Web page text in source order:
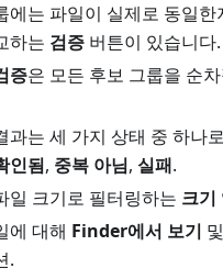
에는 파일이 실제로 동일한
하는 검증 버튼이 있습니다.
증은 모든 후보 그룹을 순
과는 세 가지 상태 중 하나
인됨, 중복 아님, 실패.
일 크기로 필터링하는 크기
에 대해 Finder에서 보기 및
.